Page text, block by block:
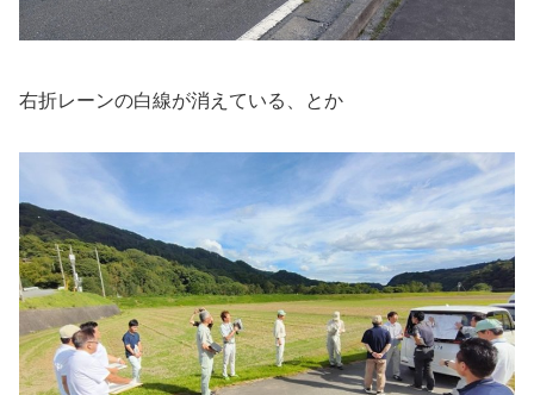
右折レーンの白線が消えている、とか